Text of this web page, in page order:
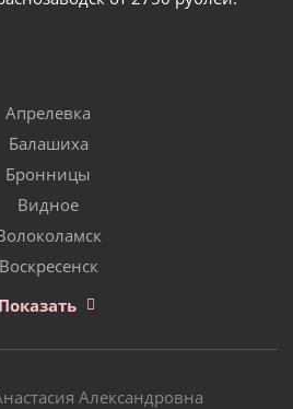
Апрелевка
Балашиха
Бронницы
Видное
Воскресенск
Показать
Александровна